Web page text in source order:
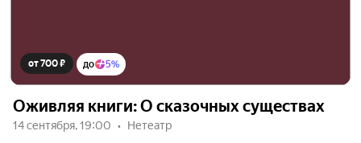
от 700 ₽ до 5%
Оживляя книги: О сказочных существах
14 сентября, 19:00 Нетеатр